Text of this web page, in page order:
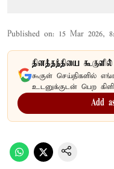
Published on: 15 Mar 2026,
தினத்தந்தியை
கூகுள் செய்திகளில்
உடனுக்குடன் பெற
Add